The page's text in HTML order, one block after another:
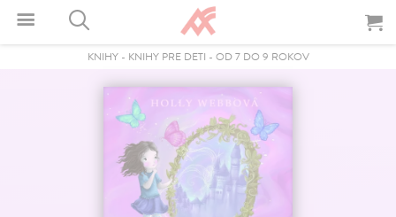
KNIHY- KNIHY PRE DETI - OD 7 DO 9 ROKOV